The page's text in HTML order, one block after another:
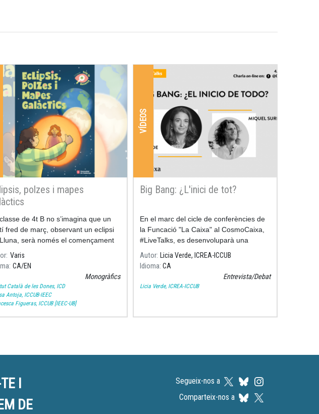
polzes i mapes
de 4t B no s’imagina que un
fred de març, observant un eclipsi
serà només el començament
viatge fascinant.
Varis
CA EN
Monogràfics
Català de les Dones, ICD
Antoja, ICCUB-IEEC
Figueras, ICCUB [IEEC-UB]
VÍDEOS
Big Bang: ¿L'inici de tot?
En el marc del cicle de conferències de
la Funcació "La Caixa" al CosmoCaixa,
#LiveTalks, es desenvoluparà una
conversa entre el físic Miquel Sureda i la
nostra investigadora Licia Verde, on ens
Autor Licia Verde, ICREA-ICCUB
Idioma CA
Entrevista/Debat
Licia Verde, ICREA-ICCUB
I
DE
Segueix-nos a
Comparteix-nos a